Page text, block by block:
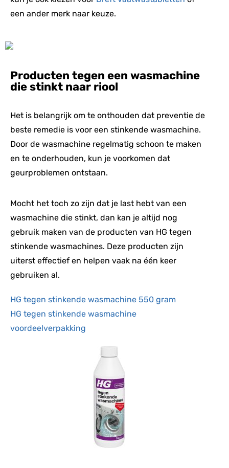
een ander merk naar keuze.
Producten tegen een wasmachine
die stinkt naar riool
Het is belangrijk om te onthouden dat preventie de
beste remedie is voor een stinkende wasmachine.
Door de wasmachine regelmatig schoon te maken
en te onderhouden, kun je voorkomen dat
geurproblemen ontstaan.
Mocht het toch zo zijn dat je last hebt van een
wasmachine die stinkt, dan kan je altijd nog
gebruik maken van de producten van HG tegen
stinkende wasmachines. Deze producten zijn
uiterst effectief en helpen vaak na één keer
gebruiken al.
HG tegen stinkende wasmachine 550 gram
HG tegen stinkende wasmachine
voordeelverpakking